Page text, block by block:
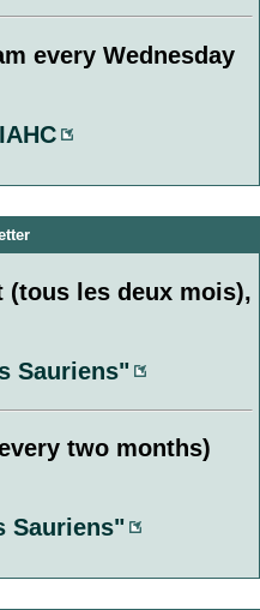
every Wednesday
les deux mois),
Sauriens"
two months)
Sauriens"